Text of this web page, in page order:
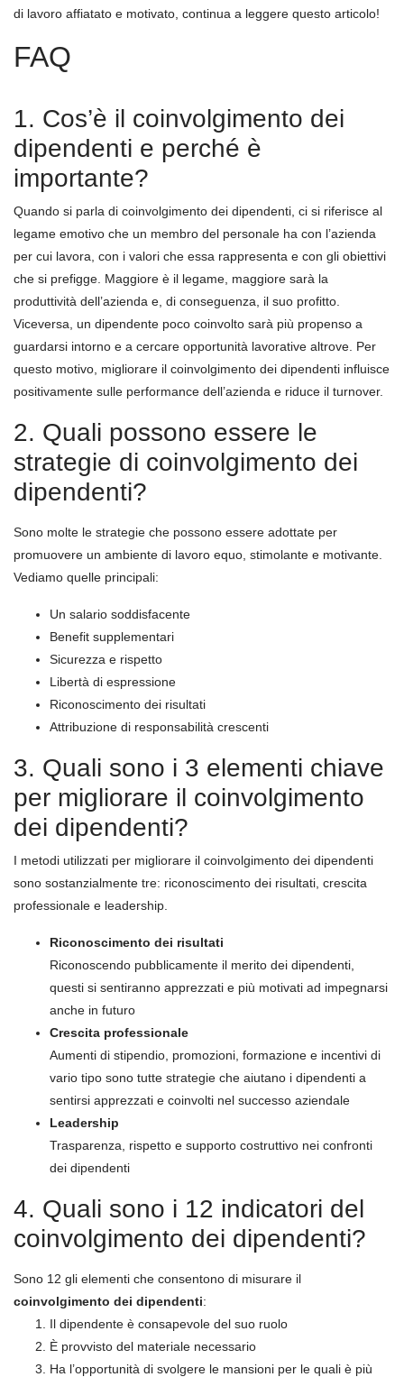
di lavoro affiatato e motivato, continua a leggere questo articolo!
FAQ
1. Cos’è il coinvolgimento dei
dipendenti e perché è
importante?
Quando si parla di coinvolgimento dei dipendenti, ci si riferisce al
legame emotivo che un membro del personale ha con l’azienda
per cui lavora, con i valori che essa rappresenta e con gli obiettivi
che si prefigge. Maggiore è il legame, maggiore sarà la
produttività dell’azienda e, di conseguenza, il suo profitto.
Viceversa, un dipendente poco coinvolto sarà più propenso a
guardarsi intorno e a cercare opportunità lavorative altrove. Per
questo motivo, migliorare il coinvolgimento dei dipendenti influisce
positivamente sulle performance dell’azienda e riduce il turnover.
2. Quali possono essere le
strategie di coinvolgimento dei
dipendenti?
Sono molte le strategie che possono essere adottate per
promuovere un ambiente di lavoro equo, stimolante e motivante.
Vediamo quelle principali:
Un salario soddisfacente
Benefit supplementari
Sicurezza e rispetto
Libertà di espressione
Riconoscimento dei risultati
Attribuzione di responsabilità crescenti
3. Quali sono i 3 elementi chiave
per migliorare il coinvolgimento
dei dipendenti?
I metodi utilizzati per migliorare il coinvolgimento dei dipendenti
sono sostanzialmente tre: riconoscimento dei risultati, crescita
professionale e leadership.
Riconoscimento dei risultati
Riconoscendo pubblicamente il merito dei dipendenti,
questi si sentiranno apprezzati e più motivati ad impegnarsi
anche in futuro
Crescita professionale
Aumenti di stipendio, promozioni, formazione e incentivi di
vario tipo sono tutte strategie che aiutano i dipendenti a
sentirsi apprezzati e coinvolti nel successo aziendale
Leadership
Trasparenza, rispetto e supporto costruttivo nei confronti
dei dipendenti
4. Quali sono i 12 indicatori del
coinvolgimento dei dipendenti?
Sono 12 gli elementi che consentono di misurare il
coinvolgimento dei dipendenti:
Il dipendente è consapevole del suo ruolo
È provvisto del materiale necessario
Ha l’opportunità di svolgere le mansioni per le quali è più